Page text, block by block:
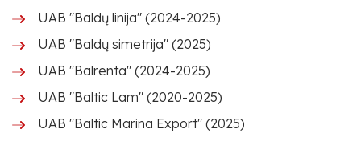
UAB "Baldų linija" (2024-2025)
UAB "Baldų simetrija" (2025)
UAB "Balrenta" (2024-2025)
UAB "Baltic Lam" (2020-2025)
UAB "Baltic Marina Export" (2025)